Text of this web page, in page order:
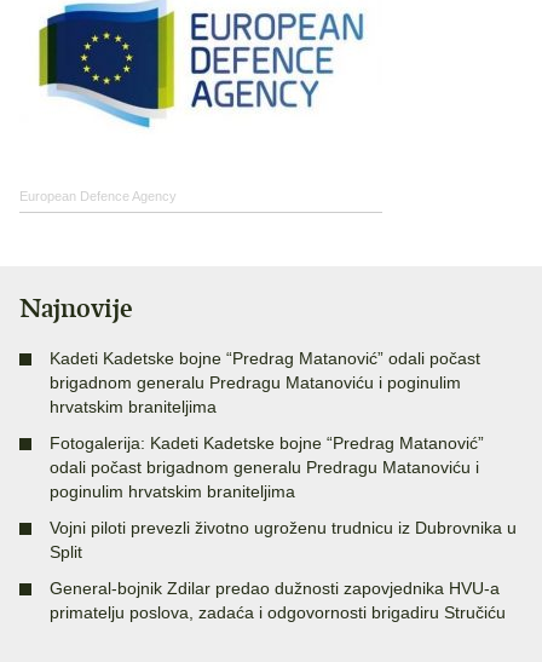
European Defence Agency
Najnovije
Kadeti Kadetske bojne “Predrag Matanović” odali počast
brigadnom generalu Predragu Matanoviću i poginulim
hrvatskim braniteljima
Fotogalerija: Kadeti Kadetske bojne “Predrag Matanović”
odali počast brigadnom generalu Predragu Matanoviću i
poginulim hrvatskim braniteljima
Vojni piloti prevezli životno ugroženu trudnicu iz Dubrovnika u
Split
General-bojnik Zdilar predao dužnosti zapovjednika HVU-a
primatelju poslova, zadaća i odgovornosti brigadiru Stručiću